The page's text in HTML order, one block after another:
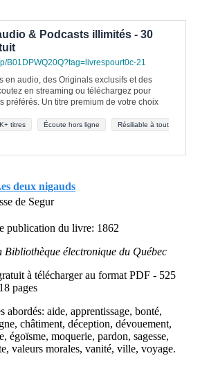
& Podcasts illimités - 30
B01DPWQ20Q?tag=livrespourt0c-21
en audio, des Originals exclusifs et des
en streaming ou téléchargez pour
préférés. Un titre premium de votre choix
titres Écoute hors ligne
Résiliable à tout
deux nigauds
de Segur
publication du livre: 1862
Bibliothèque électronique du Québec
à télécharger au format PDF - 525
pages
abordés: aide, apprentissage, bonté,
châtiment, déception, dévouement,
égoïsme, moquerie, pardon, sagesse,
valeurs morales, vanité, ville, voyage.